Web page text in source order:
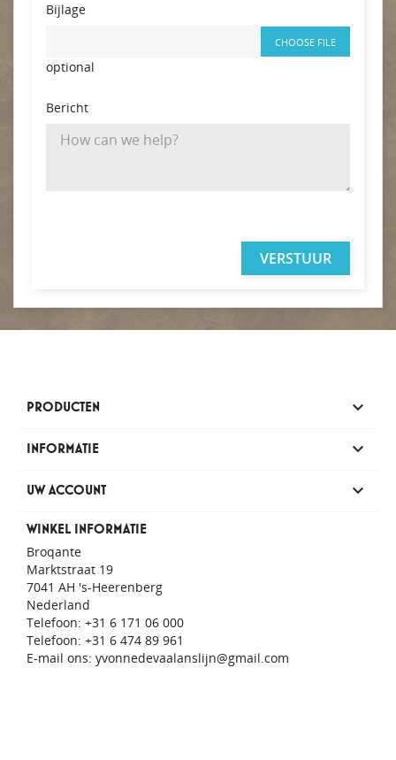
Bijlage
CHOOSE FILE
optional
Bericht
PRODUCTEN 
INFORMATIE 
UW ACCOUNT 
WINKEL INFORMATIE
Broqante
Marktstraat 19
7041 AH 's-Heerenberg
Nederland
Telefoon: +31 6 171 06 000
Telefoon: +31 6 474 89 961
E-mail ons: yvonnedevaalanslijn@gmail.com